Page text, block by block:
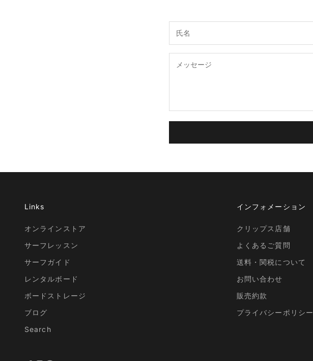
Links
オンラインストア
サーフレッスン
サーフガイド
レンタルボード
ボードストレージ
ブログ
Search
インフォメーション
クリップス店舗
よくあるご質問
送料・関税について
お問い合わせ
販売約款
プライバシーポリシー